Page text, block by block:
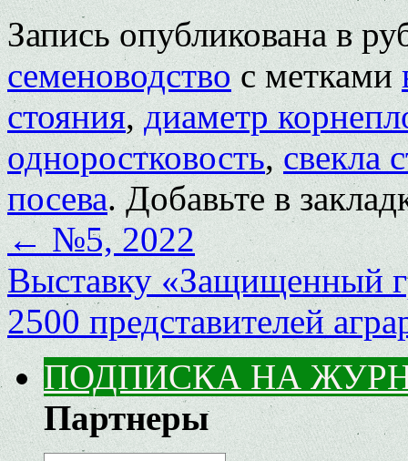
Запись опубликована в
семеноводствос метками
стояния,диаметр
одноростковость,свекла
посева. Добавьте в
←№5, 2022
Выставку «Защищенный
2500 представителей
ПОДПИСКА НА
Партнеры